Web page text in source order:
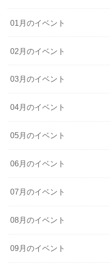
01月のイベント
02月のイベント
03月のイベント
04月のイベント
05月のイベント
06月のイベント
07月のイベント
08月のイベント
09月のイベント